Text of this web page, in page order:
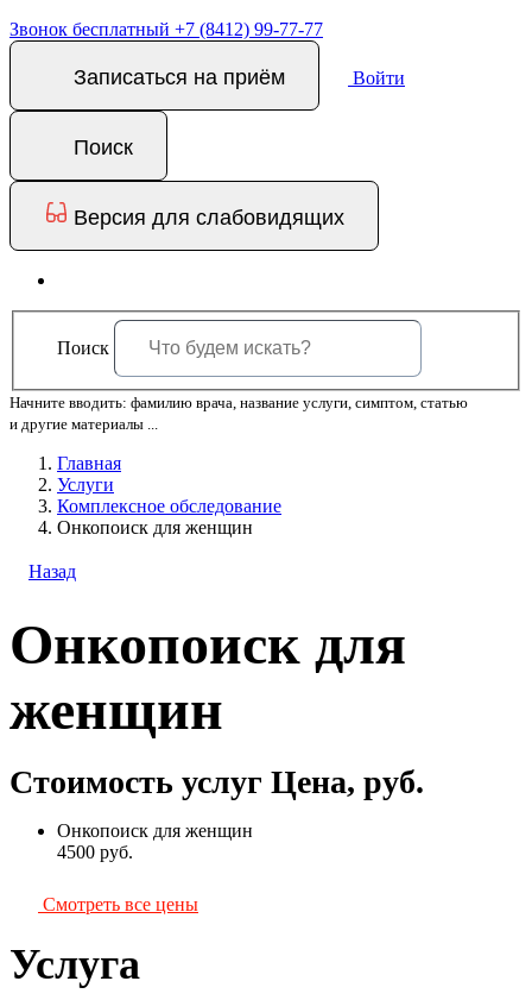
Звонок бесплатный +7 (8412) 99-77-77
Записаться на приём Войти
Поиск
Версия для слабовидящих
Поиск
Начните вводить: фамилию врача, название услуги, симптом, статью
и другие материалы ...
Главная
Услуги
Комплексное обследование
Онкопоиск для женщин
Назад
Онкопоиск для
женщин
Стоимость услуг Цена, руб.
Онкопоиск для женщин
4500 руб.
Смотреть все цены
Услуга